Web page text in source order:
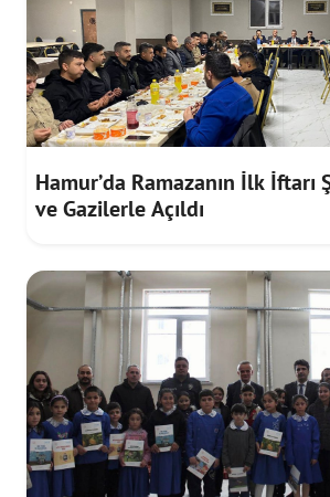
Hamur’da Ramazanın İlk
ve Gazilerle Açıldı